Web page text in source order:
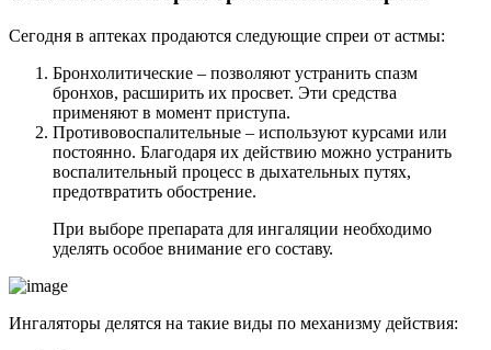
Сегодня в аптеках продаются следующие спреи от астмы:
Бронхолитические – позволяют устранить спазм
бронхов, расширить их просвет. Эти средства
применяют в момент приступа.
Противовоспалительные – используют курсами или
постоянно. Благодаря их действию можно устранить
воспалительный процесс в дыхательных путях,
предотвратить обострение.
При выборе препарата для ингаляции необходимо
уделять особое внимание его составу.
Ингаляторы делятся на такие виды по механизму действия: